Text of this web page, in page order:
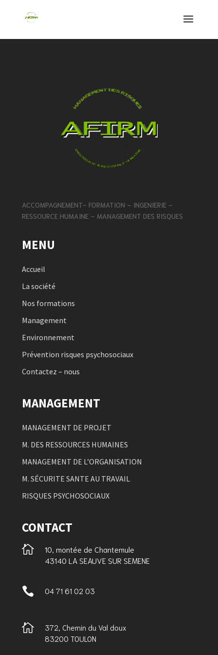
ACCOMPAGNEMENT- FORMATION – INGENIERIE –
RESSOURCE HUMAINE – MANAGEMENT DES RISQUES
MENU
Accueil
La société
Nos formations
Management
Environnement
Prévention risques psychosociaux
Contactez – nous
MANAGEMENT
MANAGEMENT DE PROJET
M. DES RESSOURCES HUMAINES
MANAGEMENT DE L’ORGANISATION
M. SÉCURITE SANTE AU TRAVAIL
RISQUES PSYCHOSOCIAUX
CONTACT

10, montée de Chantemule
43140 LA SEAUVE SUR SEMENE
 04 71 61 02 03

372, Chemin du Val doux
83200 TOULON